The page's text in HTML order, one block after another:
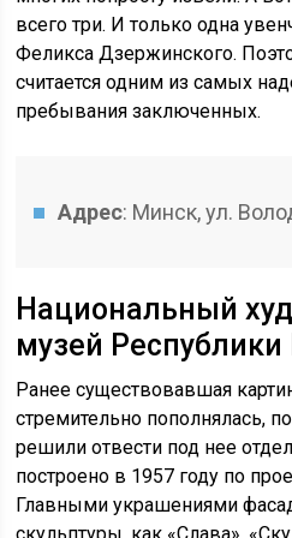
всего три. И только одна
Феликса Дзержинского.
считается одним из самых
пребывания заключенных.
Адрес: Минск, ул.
Национальный
музей Республики
Ранее существовавшая
стремительно пополнялась,
решили отвести под нее
построено в 1957 году по
Главными украшениями